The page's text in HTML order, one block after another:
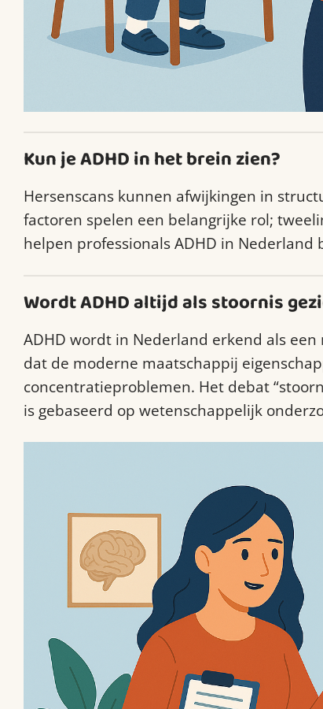
Kun je ADHD in het brein zien?
Hersenscans kunnen afwijkingen in
factoren spelen een belangrijke rol;
helpen professionals ADHD in
Wordt ADHD altijd als stoornis
ADHD wordt in Nederland erkend als
dat de moderne maatschappij
concentratieproblemen. Het debat
is gebaseerd op wetenschappelijk